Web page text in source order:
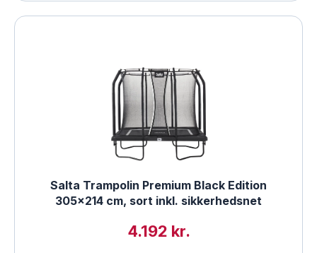
Salta Trampolin Premium Black Edition
305×214 cm, sort inkl. sikkerhedsnet
4.192 kr.